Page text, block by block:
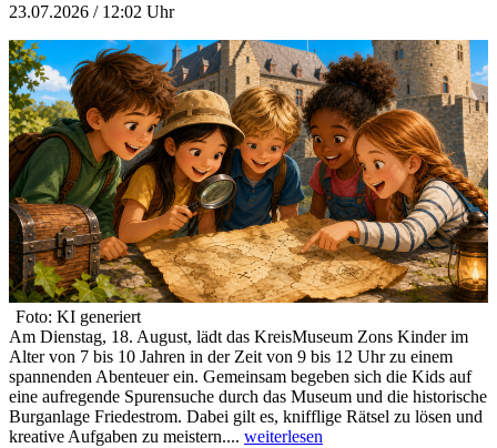
23.07.2026 / 12:02 Uhr
Foto: KI generiert
Am Dienstag, 18. August, lädt das KreisMuseum Zons Kinder im
Alter von 7 bis 10 Jahren in der Zeit von 9 bis 12 Uhr zu einem
spannenden Abenteuer ein. Gemeinsam begeben sich die Kids auf
eine aufregende Spurensuche durch das Museum und die historische
Burganlage Friedestrom. Dabei gilt es, knifflige Rätsel zu lösen und
kreative Aufgaben zu meistern.... weiterlesen